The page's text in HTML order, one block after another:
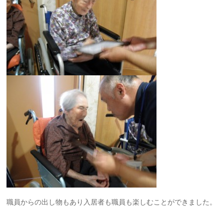
職員からの出し物もあり入居者も職員も楽しむことができました。